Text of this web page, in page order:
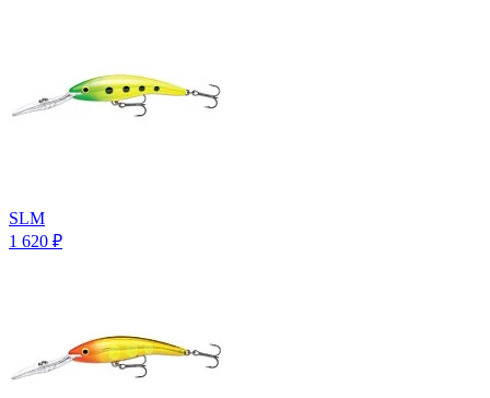
SLM
1 620 ₽